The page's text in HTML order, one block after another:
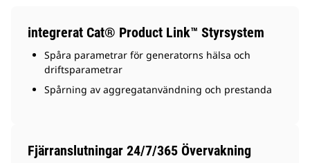
integrerat Cat® Product Link™ Styrsystem
Spåra parametrar för generatorns hälsa och
driftsparametrar
Spårning av aggregatanvändning och prestanda
Fjärranslutningar 24/7/365 Övervakning